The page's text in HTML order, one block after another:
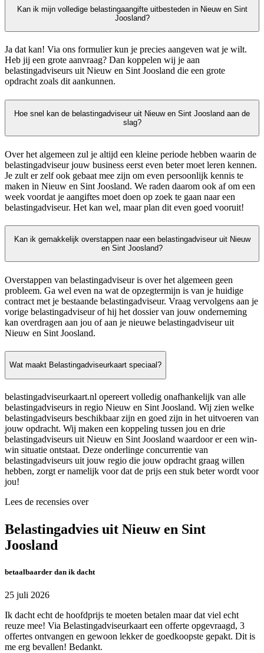
Kan ik mijn volledige belastingaangifte uitbesteden in Nieuw en Sint
Joosland?
Ja dat kan! Via ons formulier kun je precies aangeven wat je wilt.
Heb jij een grote aanvraag? Dan koppelen wij je aan
belastingadviseurs uit Nieuw en Sint Joosland die een grote
opdracht zoals dit aankunnen.
Hoe snel kan de belastingadviseur uit Nieuw en Sint Joosland aan de
slag?
Over het algemeen zul je altijd een kleine periode hebben waarin de
belastingadviseur jouw business eerst even beter moet leren kennen.
Je zult er zelf ook gebaat mee zijn om even persoonlijk kennis te
maken in Nieuw en Sint Joosland. We raden daarom ook af om een
week voordat je aangiftes moet doen op zoek te gaan naar een
belastingadviseur. Het kan wel, maar plan dit even goed vooruit!
Kan ik gemakkelijk overstappen naar een belastingadviseur uit Nieuw
en Sint Joosland?
Overstappen van belastingadviseur is over het algemeen geen
probleem. Ga wel even na wat de opzegtermijn is van je huidige
contract met je bestaande belastingadviseur. Vraag vervolgens aan je
vorige belastingadviseur of hij het dossier van jouw onderneming
kan overdragen aan jou of aan je nieuwe belastingadviseur uit
Nieuw en Sint Joosland.
Wat maakt Belastingadviseurkaart speciaal?
belastingadviseurkaart.nl opereert volledig onafhankelijk van alle
belastingadviseurs in regio Nieuw en Sint Joosland. Wij zien welke
belastingadviseurs beschikbaar zijn en goed zijn in het uitvoeren van
jouw opdracht. Wij maken een koppeling tussen jou en drie
belastingadviseurs uit Nieuw en Sint Joosland waardoor er een win-
win situatie ontstaat. Deze onderlinge concurrentie van
belastingadviseurs uit jouw regio die jouw opdracht graag willen
hebben, zorgt er namelijk voor dat de prijs een stuk beter wordt voor
jou!
Lees de recensies over
Belastingadvies uit Nieuw en Sint
Joosland
betaalbaarder dan ik dacht
25 juli 2026
Ik dacht echt de hoofdprijs te moeten betalen maar dat viel echt
reuze mee! Via Belastingadviseurkaart een offerte opgevraagd, 3
offertes ontvangen en gewoon lekker de goedkoopste gepakt. Dit is
me erg bevallen! Bedankt.